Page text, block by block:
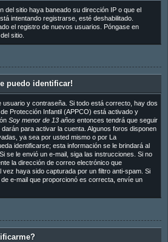
del sitio haya baneado su dirección IP o que el
intentando registrarse, esté deshabilitado.
el registro de nuevos usuarios. Póngase en
sitio.
puedo identificar!
usuario y contraseña. Si todo está correcto, hay dos
Protección Infantil (APPCO) está activado y
Soy menor de 13 añosentonces tendrá que seguir
para activar la cuenta. Algunos foros disponen
ya sea por usted mismo o por La
identificarse; esta información se le brindará al
se le envió un e-mail, siga las instrucciones. Si no
la dirección de correo electrónico que
haya sido capturada por un filtro anti-spam. Si
e-mail que proporcionó es correcta, envíe un